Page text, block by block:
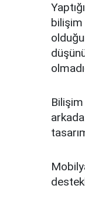
bilişim